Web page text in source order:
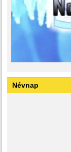
Névnap